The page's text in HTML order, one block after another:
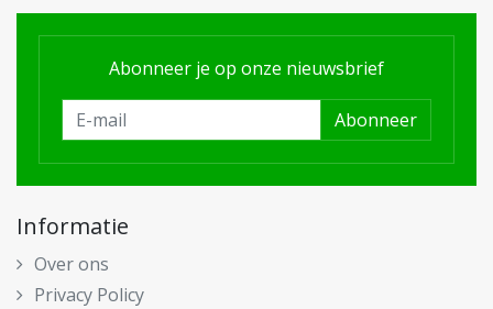
Abonneer je op onze nieuwsbrief
Abonneer
Informatie
Over ons
Privacy Policy